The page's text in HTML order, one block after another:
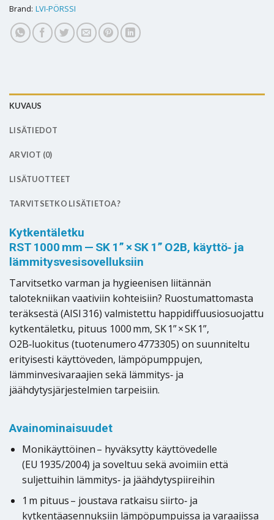
Brand: LVI-PÖRSSI
KUVAUS
LISÄTIEDOT
ARVIOT (0)
LISÄTUOTTEET
TARVITSETKO LISÄTIETOA?
Kytkentäletku
RST 1000 mm — SK 1” × SK 1” O2B, käyttö‑ ja
lämmitysvesisovelluksiin
Tarvitsetko varman ja hygieenisen liitännän
talotekniikan vaativiin kohteisiin? Ruostumattomasta
teräksestä (AISI 316) valmistettu happidiffuusiosuojattu
kytkentäletku, pituus 1000 mm, SK 1” × SK 1”,
O2B‑luokitus (tuotenumero 4773305) on suunniteltu
erityisesti käyttöveden, lämpöpumppujen,
lämminvesivaraajien sekä lämmitys‑ ja
jäähdytysjärjestelmien tarpeisiin.
Avainominaisuudet
Monikäyttöinen – hyväksytty käyttövedelle
(EU 1935/2004) ja soveltuu sekä avoimiin että
suljettuihin lämmitys‑ ja jäähdytyspiireihin
1 m pituus – joustava ratkaisu siirto‑ ja
kytkentäasennuksiin lämpöpumpuissa ja varaajissa